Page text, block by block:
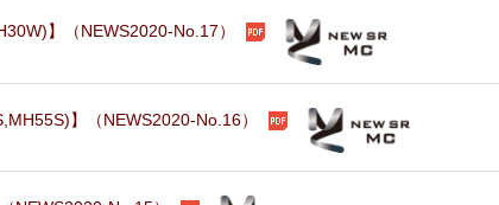
】（NEWS2020-No.17）
】（NEWS2020-No.16）